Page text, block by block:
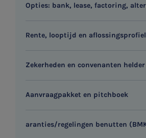
Zonder gedoe
Typ hieronder uw zoekterm
Opties: bank, lease, factoring,
Rente, looptijd en
Zekerheden en convenanten helder
Aanvraagpakket en pitchboek
aranties/regelingen benutten